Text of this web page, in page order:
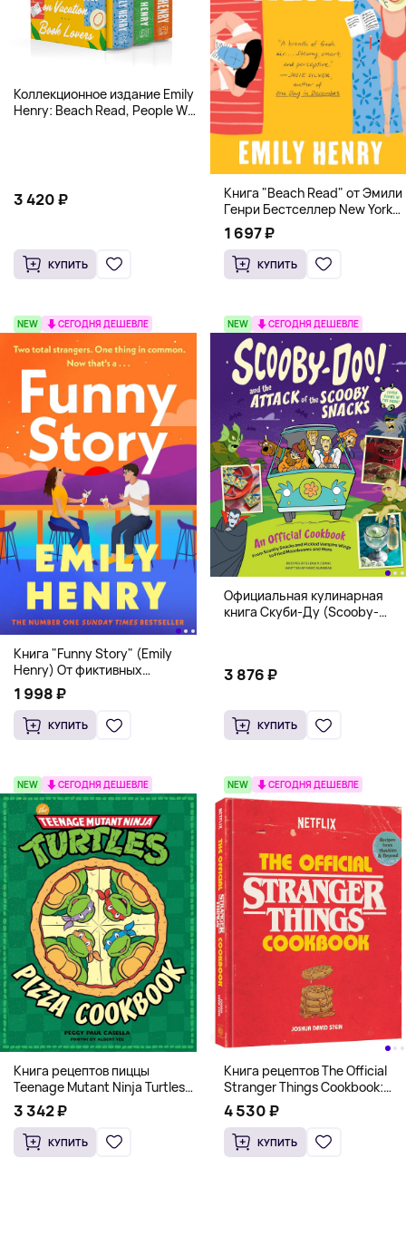
Коллекционное издание Emily
Henry: Beach Read, People We
3 420 ₽
КУПИТЬ
Книга "Beach Read" от Эмили
Генри Бестселлер New York
Times
1 697 ₽
КУПИТЬ
NEW СЕГОДНЯ ДЕШЕВЛЕ
Книга "Funny Story" (Emily
Henry) От фиктивных
свиданий к реальной любви
1 998 ₽
КУПИТЬ
NEW СЕГОДНЯ ДЕШЕВЛЕ
Официальная кулинарная
книга Скуби-Ду (Scooby-
3 876 ₽
КУПИТЬ
NEW СЕГОДНЯ ДЕШЕВЛЕ
Книга рецептов пиццы
Teenage Mutant Ninja Turtles
Pizza Cookbook (На
английском)
3 342 ₽
КУПИТЬ
NEW СЕГОДНЯ ДЕШЕВЛЕ
Книга рецептов The Official
Stranger Things Cookbook:
Recipes from Hawkins and
Beyond (На английском)
4 530 ₽
КУПИТЬ